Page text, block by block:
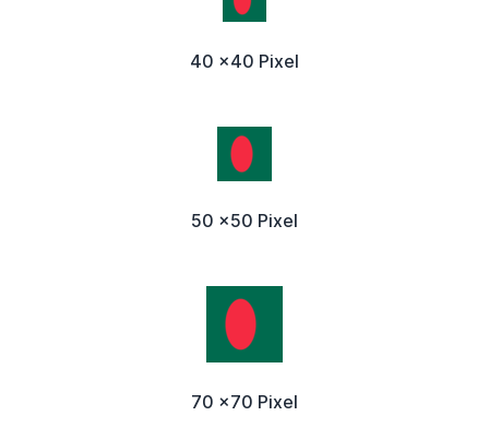
40 x40 Pixel
50 x50 Pixel
70 x70 Pixel